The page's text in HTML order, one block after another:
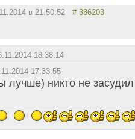
в 21:50:52 # 386203
18:38:14
17:33:55
никто не засудил